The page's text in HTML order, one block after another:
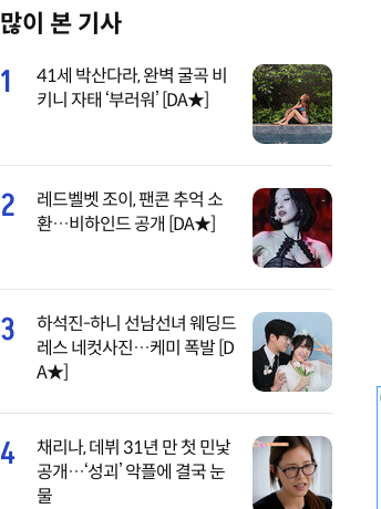
t
e
많이 본 기사
1
41세 박산다라, 완벽 굴곡 비
키니 자태 ‘부러워’ [DA★]
2
레드벨벳 조이, 팬콘 추억 소
환…비하인드 공개 [DA★]
3
하석진-하니 선남선녀 웨딩드
레스 네컷사진…케미 폭발 [D
A★]
4
채리나, 데뷔 31년 만 첫 민낯
공개…‘성괴’ 악플에 결국 눈
물